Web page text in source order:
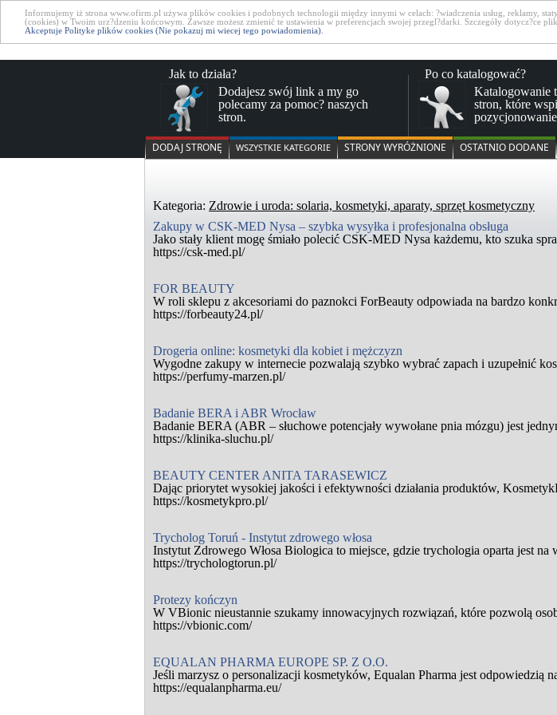
Informujemy iż strona www.ofirm.pl używa plików cookies i podobnych technologii między innymi w celach: ?wiadczenia usług, reklamy,
(cookies) w Twoim urz?dzeniu końcowym. Zawsze możesz zmienić te ustawienia w preferencjach swojej przegl?darki. Szczegóły dotycz?ce
Akceptuje Polityke plików cookies (Nie pokazuj mi wiecej tego powiadomienia).
Jak to działa?
Dodajesz swój link a my go
polecamy za pomoc? naszych
stron.
Po co katalogować?
Katalogowanie
stron, które
DODAJ STRONĘ WSZYSTKIE KATEGORIE STRONY WYRÓŻNIONE OSTATNIO DODANE
Kategoria: Zdrowie i uroda: solaria, kosmetyki, aparaty, sprzęt kosmetyczny
Zakupy w CSK-MED Nysa – szybka wysyłka i profesjonalna obsługa
Jako stały klient mogę śmiało polecić CSK-MED Nysa każdemu, kto szuka
https://csk-med.pl/
FOR BEAUTY
W roli sklepu z akcesoriami do paznokci ForBeauty odpowiada na bardzo
https://forbeauty24.pl/
Drogeria online: kosmetyki dla kobiet i mężczyzn
Wygodne zakupy w internecie pozwalają szybko wybrać zapach i uzupełnić
https://perfumy-marzen.pl/
Badanie BERA i ABR Wrocław
Badanie BERA (ABR – słuchowe potencjały wywołane pnia mózgu) jest
https://klinika-sluchu.pl/
BEAUTY CENTER ANITA TARASEWICZ
Dając priorytet wysokiej jakości i efektywności działania produktów,
https://kosmetykpro.pl/
Trycholog Toruń - Instytut zdrowego włosa
Instytut Zdrowego Włosa Biologica to miejsce, gdzie trychologia oparta jest
https://trychologtorun.pl/
Protezy kończyn
W VBionic nieustannie szukamy innowacyjnych rozwiązań, które pozwolą
https://vbionic.com/
EQUALAN PHARMA EUROPE SP. Z O.O.
Jeśli marzysz o personalizacji kosmetyków, Equalan Pharma jest odpowiedzią
https://equalanpharma.eu/